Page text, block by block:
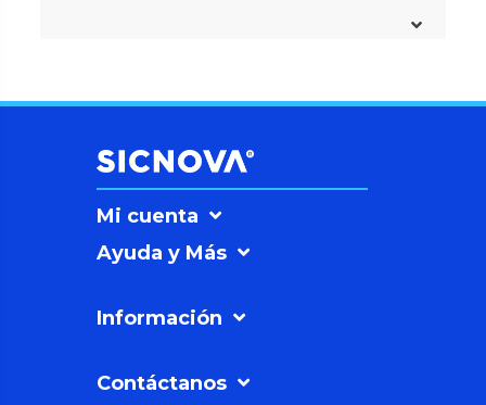
Mi cuenta
Ayuda y Más
Información
Contáctanos